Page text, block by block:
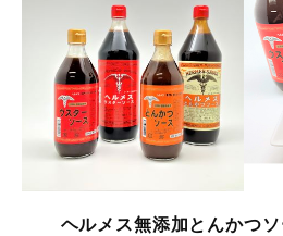
ヘルメス無添加とんかつ